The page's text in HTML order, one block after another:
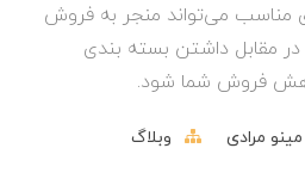
می‌تواند منجر به فروش
مقابل داشتن بسته بندی
فروش شما شود.
مینو مرادی وبلاگ